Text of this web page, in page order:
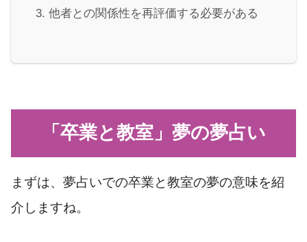
他者との関係性を再評価する必要がある
「卒業と教室」夢の夢占い
まずは、夢占いでの卒業と教室の夢の意味を紹
介しますね。